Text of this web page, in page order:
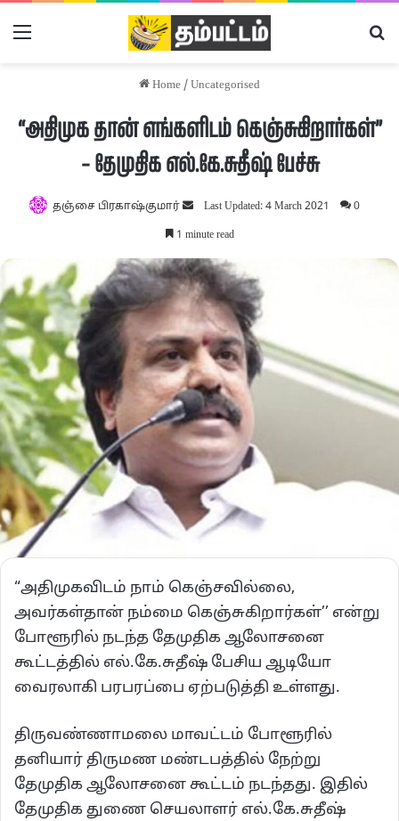
Menu
Home/Uncategorised
“அதிமுக தான் எங்களிடம் கெஞ்சுகிறார்கள்”
– தேமுதிக எல்.கே.சுதீஷ் பேச்சு
தஞ்சை பிரகாஷ்குமார்
Send
an
Last Updated: 4 March 2021 0
1 minute read
“அதிமுகவிடம் நாம் கெஞ்சவில்லை,
அவர்கள்தான் நம்மை கெஞ்சுகிறார்கள்’’ என்று
போளூரில் நடந்த தேமுதிக ஆலோசனை
கூட்டத்தில் எல்.கே.சுதீஷ் பேசிய ஆடியோ
வைரலாகி பரபரப்பை ஏற்படுத்தி உள்ளது.
திருவண்ணாமலை மாவட்டம் போளூரில்
தனியார் திருமண மண்டபத்தில் நேற்று
தேமுதிக ஆலோசனை கூட்டம் நடந்தது. இதில்
தேமுதிக துணை செயலாளர் எல்.கே.சுதீஷ்